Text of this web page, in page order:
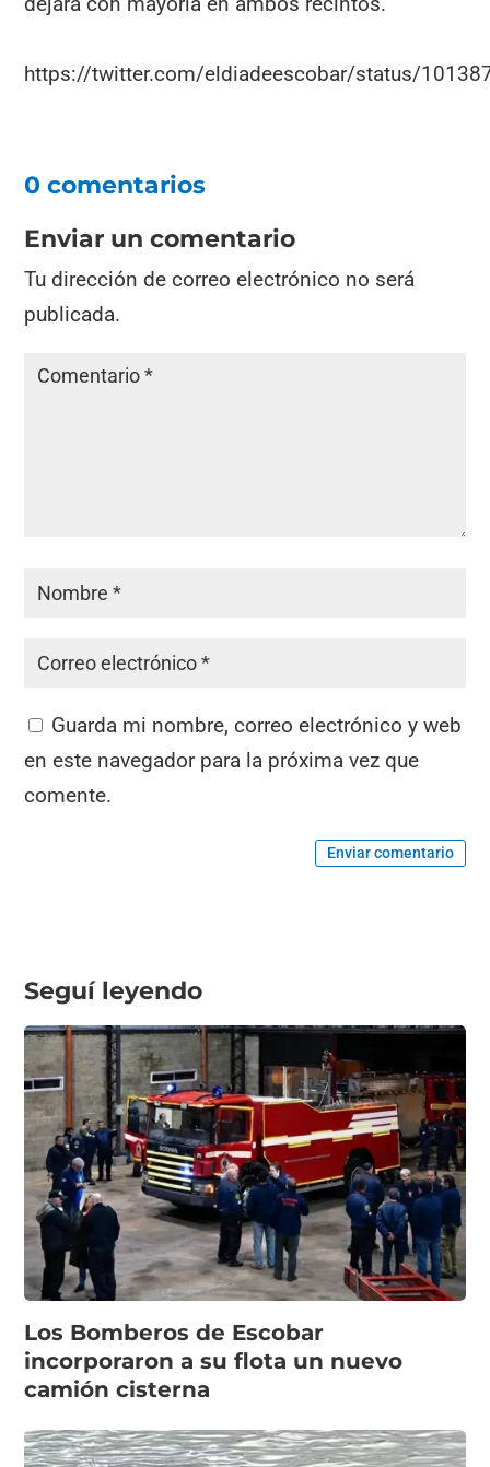
https://twitter.com/eldiadeescobar/status/
0 comentarios
Enviar un comentario
Tu dirección de correo electrónico no será
publicada.
Guarda mi nombre, correo electrónico y web
en este navegador para la próxima vez que
comente.
Enviar comentario
Seguí leyendo
Los Bomberos de Escobar
incorporaron a su flota un nuevo
camión cisterna